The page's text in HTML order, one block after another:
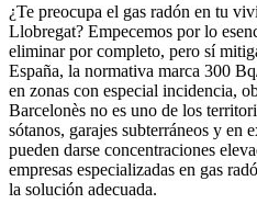
¿Te preocupa el gas radón en tu
Llobregat? Empecemos por lo
eliminar por completo, pero sí
España, la normativa marca 300
en zonas con especial incidencia,
Barcelonès no es uno de los
sótanos, garajes subterráneos y en
pueden darse concentraciones
empresas especializadas en gas
la solución adecuada.